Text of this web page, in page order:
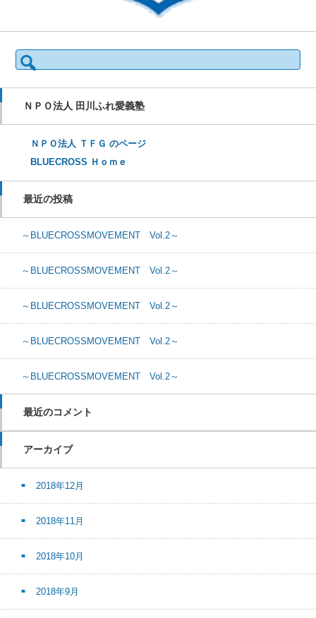
検索:
ＮＰＯ法人 田川ふれ愛義塾
ＮＰＯ法人 ＴＦＧ のページ
BLUECROSS Ｈｏｍｅ
最近の投稿
～BLUECROSSMOVEMENT Vol.2～
～BLUECROSSMOVEMENT Vol.2～
～BLUECROSSMOVEMENT Vol.2～
～BLUECROSSMOVEMENT Vol.2～
～BLUECROSSMOVEMENT Vol.2～
最近のコメント
アーカイブ
2018年12月
2018年11月
2018年10月
2018年9月